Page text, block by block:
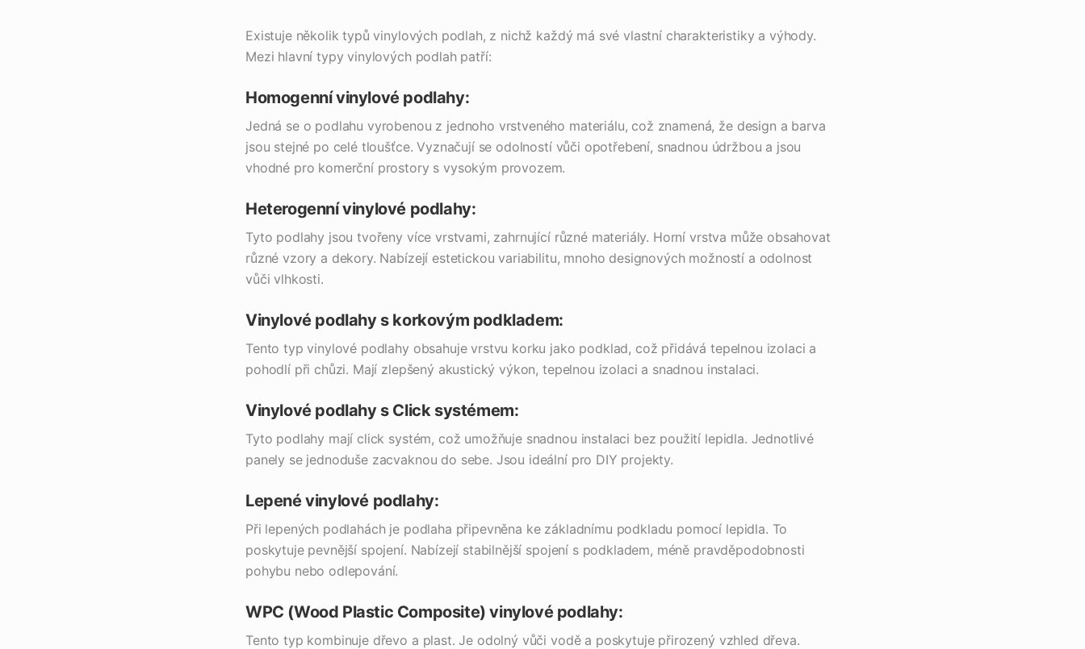
Existuje několik typů vinylových podlah, z nichž každý má své vlastní charakteristiky a výhody.
Mezi hlavní typy vinylových podlah patří:
Homogenní vinylové podlahy:
Jedná se o podlahu vyrobenou z jednoho vrstveného materiálu, což znamená, že design a barva
jsou stejné po celé tloušťce. Vyznačují se odolností vůči opotřebení, snadnou údržbou a jsou
vhodné pro komerční prostory s vysokým provozem.
Heterogenní vinylové podlahy:
Tyto podlahy jsou tvořeny více vrstvami, zahrnující různé materiály. Horní vrstva může obsahovat
různé vzory a dekory. Nabízejí estetickou variabilitu, mnoho designových možností a odolnost
vůči vlhkosti.
Vinylové podlahy s korkovým podkladem:
Tento typ vinylové podlahy obsahuje vrstvu korku jako podklad, což přidává tepelnou izolaci a
pohodlí při chůzi. Mají zlepšený akustický výkon, tepelnou izolaci a snadnou instalaci.
Vinylové podlahy s Click systémem:
Tyto podlahy mají click systém, což umožňuje snadnou instalaci bez použití lepidla. Jednotlivé
panely se jednoduše zacvaknou do sebe. Jsou ideální pro DIY projekty.
Lepené vinylové podlahy:
Při lepených podlahách je podlaha připevněna ke základnímu podkladu pomocí lepidla. To
poskytuje pevnější spojení. Nabízejí stabilnější spojení s podkladem, méně pravděpodobnosti
pohybu nebo odlepování.
WPC (Wood Plastic Composite) vinylové podlahy:
Tento typ kombinuje dřevo a plast. Je odolný vůči vodě a poskytuje přirozený vzhled dřeva.